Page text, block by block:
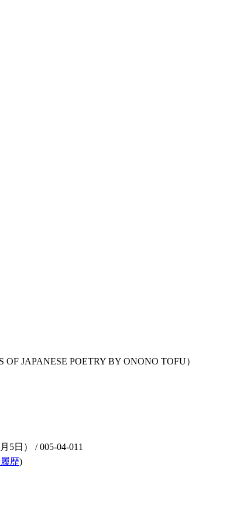
JAPANESE POETRY BY ONONO TOFU）
5日） / 005-04-011
歴)